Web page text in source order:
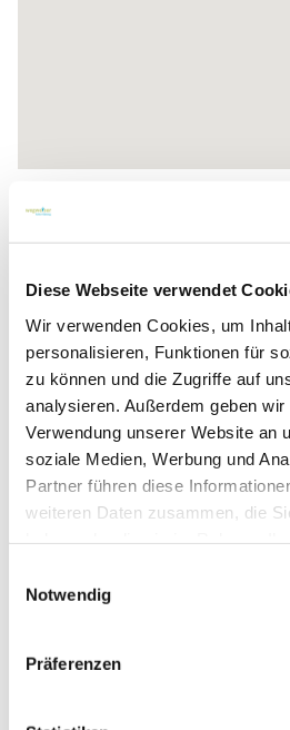
Diese Webseite verwendet
Wir verwenden Cookies, um
personalisieren, Funktionen für
zu können und die Zugriffe auf
analysieren. Außerdem geben
Verwendung unserer Website an
soziale Medien, Werbung und
Partner führen diese
weiteren Daten zusammen, die
Notwendig
Präferenzen
Büro